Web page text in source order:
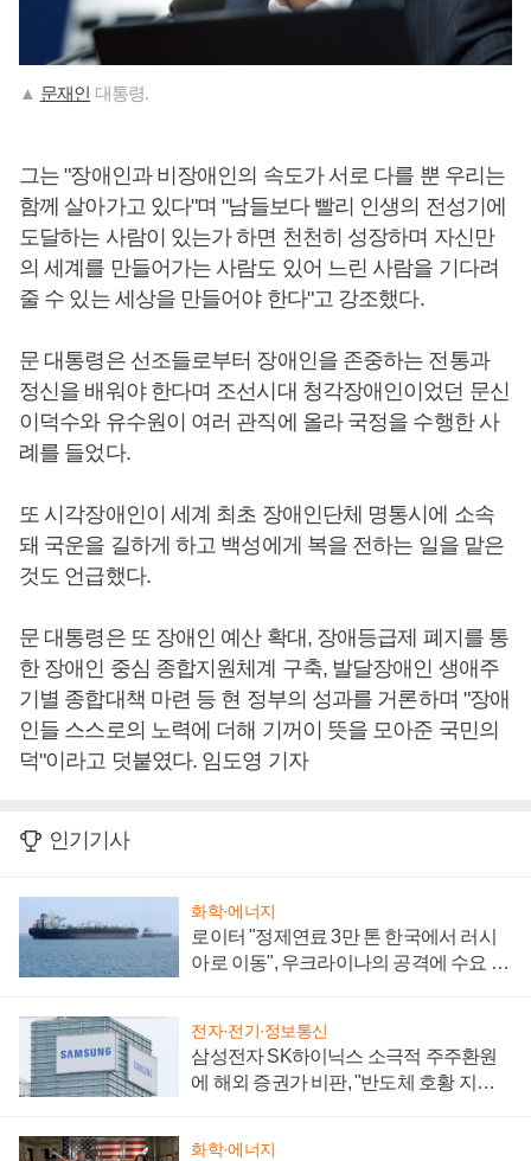
▲ 문재인 대통령.
그는 "장애인과 비장애인의 속도가 서로 다를 뿐 우리는
함께 살아가고 있다"며 "남들보다 빨리 인생의 전성기에
도달하는 사람이 있는가 하면 천천히 성장하며 자신만
의 세계를 만들어가는 사람도 있어 느린 사람을 기다려
줄 수 있는 세상을 만들어야 한다"고 강조했다.
문 대통령은 선조들로부터 장애인을 존중하는 전통과
정신을 배워야 한다며 조선시대 청각장애인이었던 문신
이덕수와 유수원이 여러 관직에 올라 국정을 수행한 사
례를 들었다.
또 시각장애인이 세계 최초 장애인단체 명통시에 소속
돼 국운을 길하게 하고 백성에게 복을 전하는 일을 맡은
것도 언급했다.
문 대통령은 또 장애인 예산 확대, 장애등급제 폐지를 통
한 장애인 중심 종합지원체계 구축, 발달장애인 생애주
기별 종합대책 마련 등 현 정부의 성과를 거론하며 "장애
인들 스스로의 노력에 더해 기꺼이 뜻을 모아준 국민의
덕"이라고 덧붙였다. 임도영 기자
인기기사
화학·에너지
로이터 "정제연료 3만 톤 한국에서 러시
아로 이동", 우크라이나의 공격에 수요 늘
전자·전기·정보통신
삼성전자 SK하이닉스 소극적 주주환원
에 해외 증권가 비판, "반도체 호황 지속
화학·에너지